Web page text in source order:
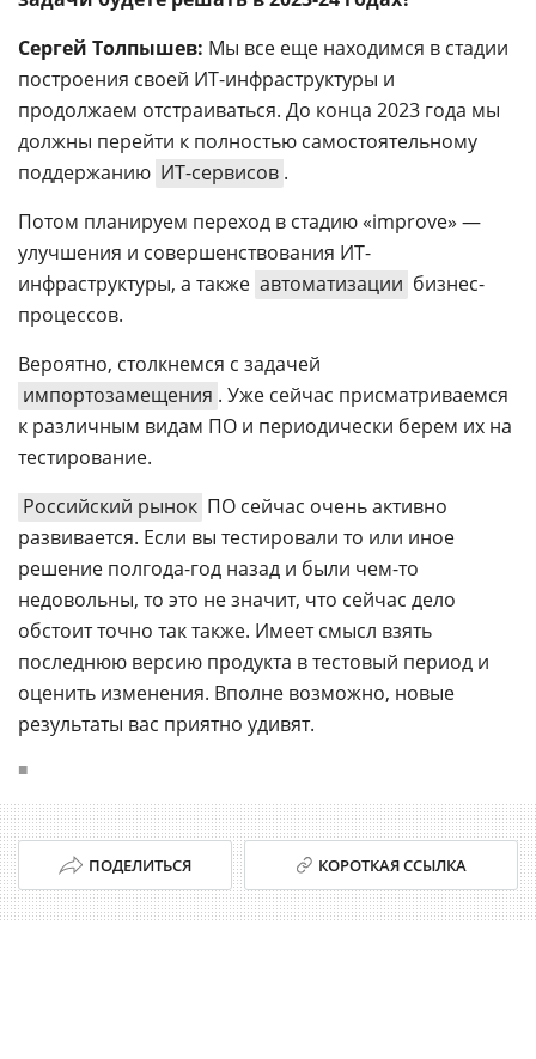
Сергей Толпышев: Мы все еще находимся в стадии
построения своей ИТ-инфраструктуры и
продолжаем отстраиваться. До конца 2023 года мы
должны перейти к полностью самостоятельному
поддержанию ИТ-сервисов .
Потом планируем переход в стадию «improve» —
улучшения и совершенствования ИТ-
инфраструктуры, а также автоматизации бизнес-
процессов.
Вероятно, столкнемся с задачей
импортозамещения . Уже сейчас присматриваемся
к различным видам ПО и периодически берем их на
тестирование.
Российский рынок ПО сейчас очень активно
развивается. Если вы тестировали то или иное
решение полгода-год назад и были чем-то
недовольны, то это не значит, что сейчас дело
обстоит точно так также. Имеет смысл взять
последнюю версию продукта в тестовый период и
оценить изменения. Вполне возможно, новые
результаты вас приятно удивят.
■
ПОДЕЛИТЬСЯ КОРОТКАЯ ССЫЛКА